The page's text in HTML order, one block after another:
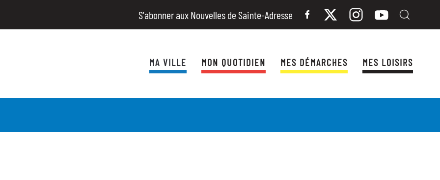
S'abonner aux Nouvelles de Sainte-Adresse
MA VILLE MON QUOTIDIEN MES DÉMARCHES MES LOISIRS